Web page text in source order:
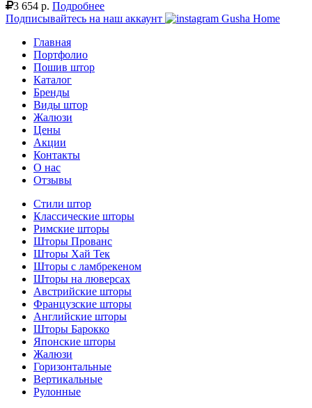
3 654 р. Подробнее
Подписывайтесь на наш аккаунт
Gusha Home
Главная
Портфолио
Пошив штор
Каталог
Бренды
Виды штор
Жалюзи
Цены
Акции
Контакты
О нас
Отзывы
Стили штор
Классические шторы
Римские шторы
Шторы Прованс
Шторы Хай Тек
Шторы с ламбрекеном
Шторы на люверсах
Австрийские шторы
Французские шторы
Английские шторы
Шторы Барокко
Японские шторы
Жалюзи
Горизонтальные
Вертикальные
Рулонные